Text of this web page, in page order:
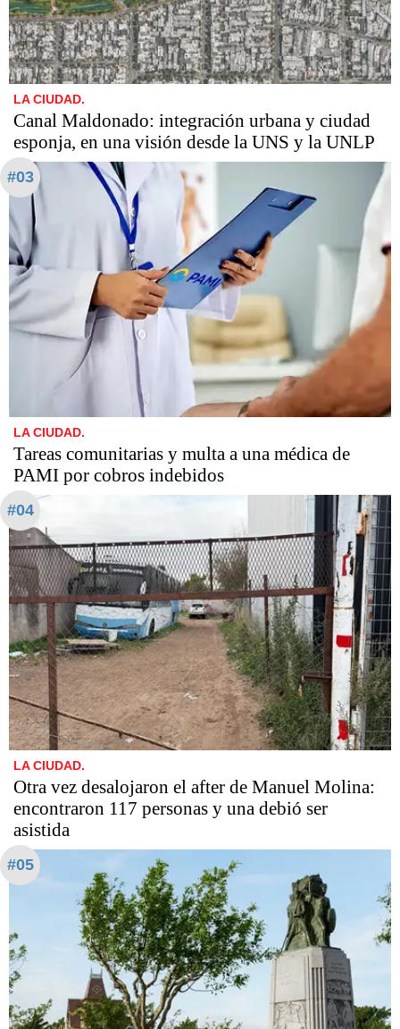
LA CIUDAD.
Canal Maldonado: integración urbana y ciudad
esponja, en una visión desde la UNS y la UNLP
#03
LA CIUDAD.
Tareas comunitarias y multa a una médica de
PAMI por cobros indebidos
#04
LA CIUDAD.
Otra vez desalojaron el after de Manuel Molina:
encontraron 117 personas y una debió ser
asistida
#05